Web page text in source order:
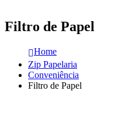
Filtro de Papel
Home
Zip Papelaria
Conveniência
Filtro de Papel